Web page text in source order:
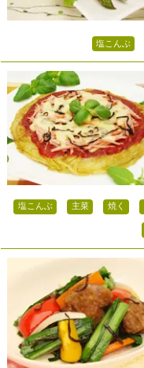
塩こんぶ
塩こんぶ 主菜 焼く